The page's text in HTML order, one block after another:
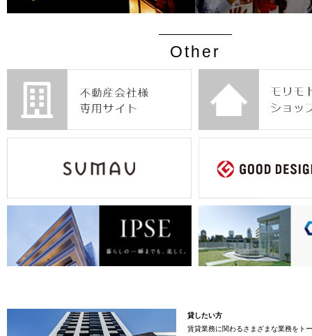
Other
貸したい方
賃貸業務に関わるさまざまな業務をト